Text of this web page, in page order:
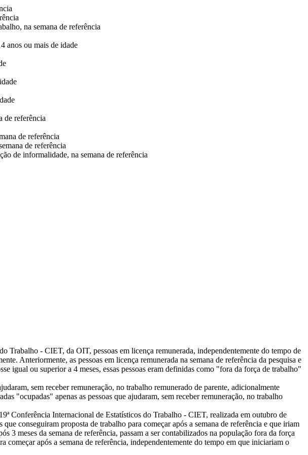
na semana de referência
anos ou mais de idade
de referência
de referência
de referência
de informalidade, na semana de referência
Trabalho - CIET, da OIT, pessoas em licença remunerada, independentemente do tempo de
Anteriormente, as pessoas em licença remunerada na semana de referência da pesquisa e
igual ou superior a 4 meses, essas pessoas eram definidas como "fora da força de trabalho"
sem receber remuneração, no trabalho remunerado de parente, adicionalmente
"ocupadas" apenas as pessoas que ajudaram, sem receber remuneração, no trabalho
Conferência Internacional de Estatísticos do Trabalho - CIET, realizada em outubro de
conseguiram proposta de trabalho para começar após a semana de referência e que iriam
3 meses da semana de referência, passam a ser contabilizados na população fora da força
após a semana de referência, independentemente do tempo em que iniciariam o